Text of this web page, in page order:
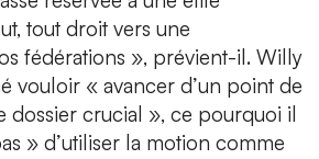
tout droit vers une
fédérations », prévient-il. Willy
vouloir « avancer d’un point de
dossier crucial », ce pourquoi il
» d’utiliser la motion comme